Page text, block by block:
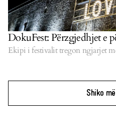
DokuFest: Përzgjedhjet e
Ekipi i festivalit tregon ngjarjet
Shiko